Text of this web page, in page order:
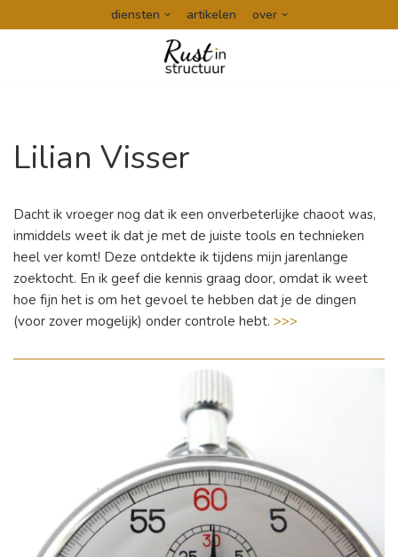
diensten artikelen over
Lilian Visser
Dacht ik vroeger nog dat ik een onverbeterlijke chaoot was,
inmiddels weet ik dat je met de juiste tools en technieken
heel ver komt! Deze ontdekte ik tijdens mijn jarenlange
zoektocht. En ik geef die kennis graag door, omdat ik weet
hoe fijn het is om het gevoel te hebben dat je de dingen
(voor zover mogelijk) onder controle hebt. >>>